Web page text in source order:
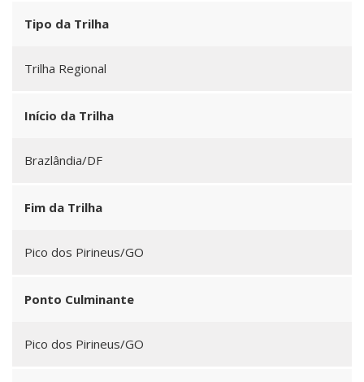
Tipo da Trilha
Trilha Regional
Início da Trilha
Brazlândia/DF
Fim da Trilha
Pico dos Pirineus/GO
Ponto Culminante
Pico dos Pirineus/GO